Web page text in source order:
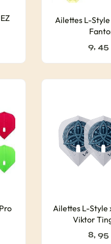
Ailettes L-Style
9, 45
Ailettes L-Style
Viktor
8, 95